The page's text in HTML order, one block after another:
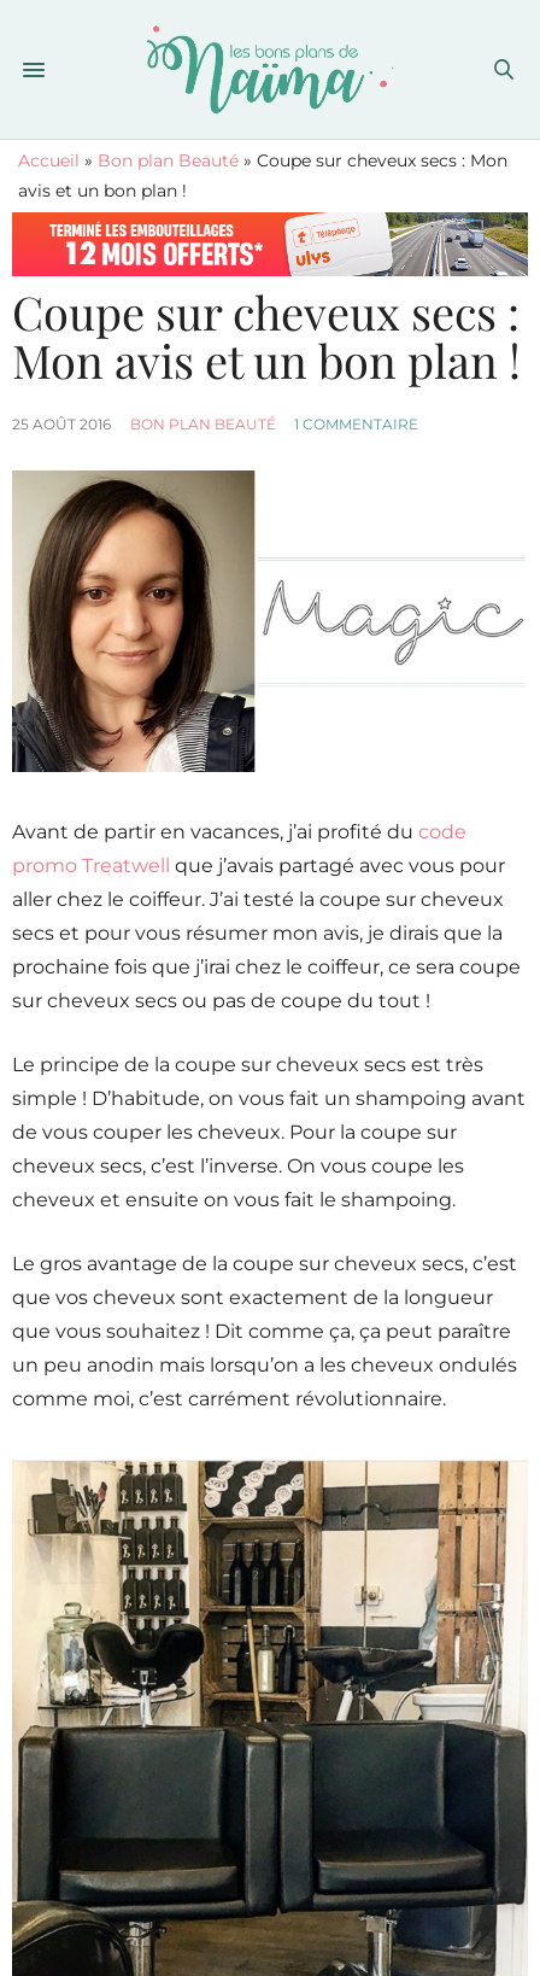
Accueil » Bon plan Beauté » Coupe sur cheveux secs : Mon
avis et un bon plan !
Coupe sur cheveux secs :
Mon avis et un bon plan !
25 AOÛT 2016 BON PLAN BEAUTÉ 1 COMMENTAIRE
Avant de partir en vacances, j’ai profité du code
promo Treatwell que j’avais partagé avec vous pour
aller chez le coiffeur. J’ai testé la coupe sur cheveux
secs et pour vous résumer mon avis, je dirais que la
prochaine fois que j’irai chez le coiffeur, ce sera coupe
sur cheveux secs ou pas de coupe du tout !
Le principe de la coupe sur cheveux secs est très
simple ! D’habitude, on vous fait un shampoing avant
de vous couper les cheveux. Pour la coupe sur
cheveux secs, c’est l’inverse. On vous coupe les
cheveux et ensuite on vous fait le shampoing.
Le gros avantage de la coupe sur cheveux secs, c’est
que vos cheveux sont exactement de la longueur
que vous souhaitez ! Dit comme ça, ça peut paraître
un peu anodin mais lorsqu’on a les cheveux ondulés
comme moi, c’est carrément révolutionnaire.